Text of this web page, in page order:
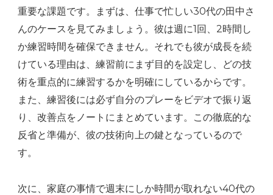
重要な課題です。まずは、仕事で忙しい30代の田中さ
んのケースを見てみましょう。彼は週に1回、2時間し
か練習時間を確保できません。それでも彼が成長を続
けている理由は、練習前にまず目的を設定し、どの技
術を重点的に練習するかを明確にしているからです。
また、練習後には必ず自分のプレーをビデオで振り返
り、改善点をノートにまとめています。この徹底的な
反省と準備が、彼の技術向上の鍵となっているので
す。
次に、家庭の事情で週末にしか時間が取れない40代の